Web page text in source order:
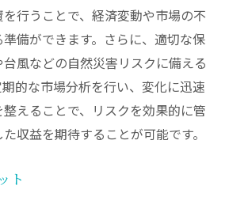
行うことで、経済変動や市場の不
備ができます。さらに、適切な保
風などの自然災害リスクに備える
的な市場分析を行い、変化に迅速
えることで、リスクを効果的に管
収益を期待することが可能です。
ト